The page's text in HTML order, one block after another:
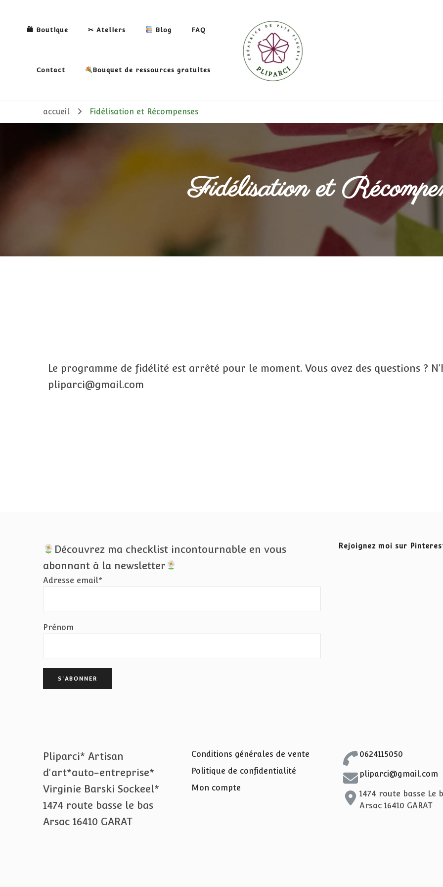
🛍 Boutique ✂ Ateliers Blog FAQ
Contact Bouquet de ressources gratuites
accueil Fidélisation et Récompenses
Fidélisation et
Le programme de fidélité est arrêté pour le moment. Vous avez des questions ?
pliparci@gmail.com
Découvrez ma checklist incontournable en vous
abonnant à la newsletter
Adresse email*
Prénom
Rejoignez moi sur
Pliparci* Artisan
d'art*auto-entreprise*
Virginie Barski Sockeel*
1474 route basse le bas
Arsac 16410 GARAT
Conditions générales de vente
Politique de confidentialité
Mon compte
0624115050
pliparci@gmail.com
1474 route basse Le
Arsac 16410 GARAT